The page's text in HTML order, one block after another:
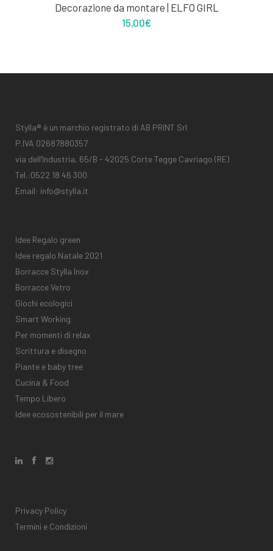
Decorazione da montare | ELFO GIRL
15,00€
Stylla® è un marchio registrato di AB PRINT Srl
P.IVA 02687880357
via dell’Industria, 65/B - 42025 Corte Tegge Cavriago (RE)
Tel.:0522 18 46 300
Email: info@stylla.it
Idee Regalo green
Idee regalo Natale 2021
Borracce Stylla Inox
Borracce Vetro
Giochi ecologici
Smart Working
Per momenti di relax
Scrittura e disegno
Piante e baby tree
Cucina & Food
Tempo Libero
Idee ecosostenibili per il mare
Privacy Policy
Termini e Condizioni